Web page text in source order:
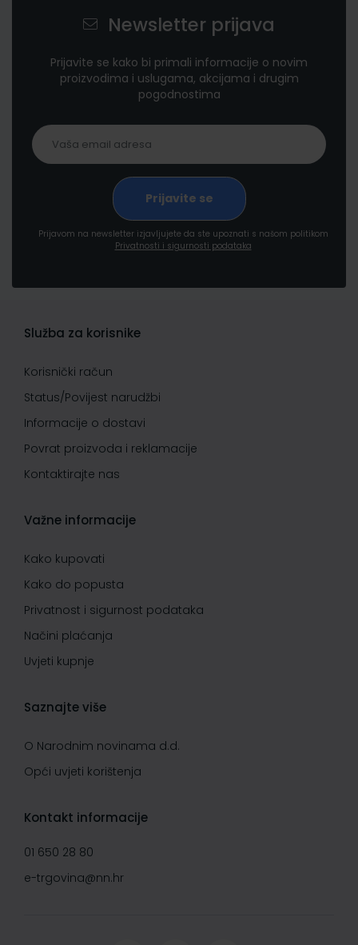
Newsletter prijava
Prijavite se kako bi primali informacije o novim
proizvodima i uslugama, akcijama i drugim
pogodnostima
Prijavom na newsletter izjavljujete da ste upoznati s našom politikom
Privatnosti i sigurnosti podataka
Služba za korisnike
Korisnički račun
Status/Povijest narudžbi
Informacije o dostavi
Povrat proizvoda i reklamacije
Kontaktirajte nas
Važne informacije
Kako kupovati
Kako do popusta
Privatnost i sigurnost podataka
Načini plaćanja
Uvjeti kupnje
Saznajte više
O Narodnim novinama d.d.
Opći uvjeti korištenja
Kontakt informacije
01 650 28 80
e-trgovina@nn.hr